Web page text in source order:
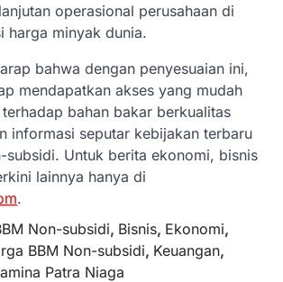
operasional perusahaan di
harga minyak dunia.
bahwa dengan penyesuaian ini,
mendapatkan akses yang mudah
bahan bakar berkualitas
informasi seputar kebijakan terbaru
subsidi. Untuk berita ekonomi, bisnis
lainnya hanya di
.
Non-subsidi, Bisnis, Ekonomi,
BBM Non-subsidi, Keuangan,
Patra Niaga